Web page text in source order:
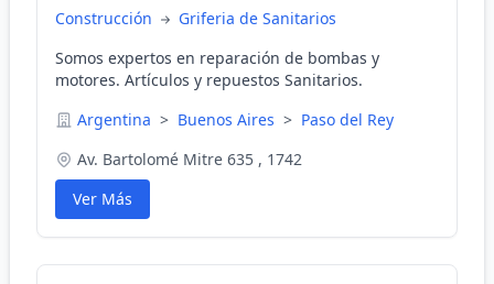
Construcción
Griferia de Sanitarios
Somos expertos en reparación de bombas y
motores. Artículos y repuestos Sanitarios.
Argentina > Buenos Aires > Paso del Rey
Av. Bartolomé Mitre 635 , 1742
Ver Más